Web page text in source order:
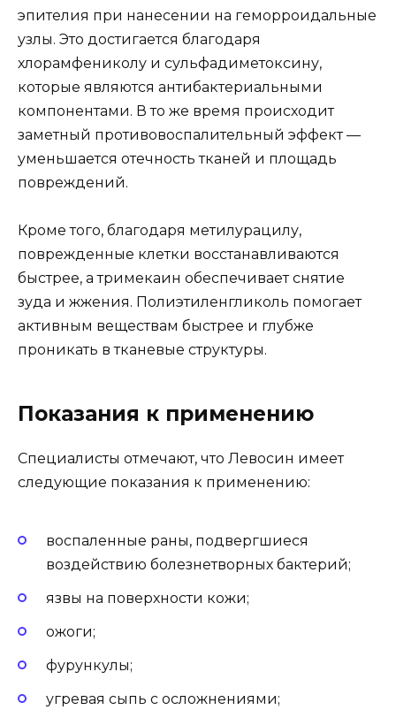
эпителия при нанесении на геморроидальные
узлы. Это достигается благодаря
хлорамфениколу и сульфадиметоксину,
которые являются антибактериальными
компонентами. В то же время происходит
заметный противовоспалительный эффект —
уменьшается отечность тканей и площадь
повреждений.
Кроме того, благодаря метилурацилу,
поврежденные клетки восстанавливаются
быстрее, а тримекаин обеспечивает снятие
зуда и жжения. Полиэтиленгликоль помогает
активным веществам быстрее и глубже
проникать в тканевые структуры.
Показания к применению
Специалисты отмечают, что Левосин имеет
следующие показания к применению:
воспаленные раны, подвергшиеся
воздействию болезнетворных бактерий;
язвы на поверхности кожи;
ожоги;
фурункулы;
угревая сыпь с осложнениями;